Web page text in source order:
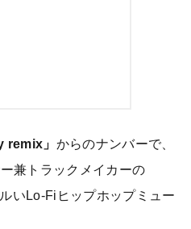
remix」 からのナンバーで、
兼トラックメイカーの
いLo-Fiヒップホップミュー